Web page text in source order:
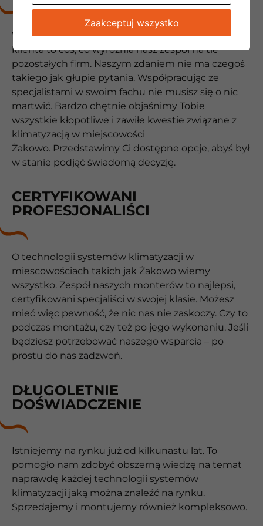
Wysoka kultura osobista, a także otwartość na
klienta to coś, co wyróżnia nasz zespół na tle
pozostałych firm. Naszym zdaniem nie ma czegoś
takiego jak głupie pytania. Współpracując ze
specjalistami w swoim fachu nie musisz się o nic
martwić. Bardzo chętnie objaśnimy Tobie
wszystkie kłopotliwe i zawiłe kwestie związane z
klimatyzacją w miejscowości
Żakowo. Przedstawimy Ci dostępne opcje, abyś był
w stanie podjąć świadomą decyzję.
CERTYFIKOWANI
PROFESJONALIŚCI
O technologii systemów klimatyzacji w
miescowościach takich jak Żakowo wiemy
wszystko. Zespół naszych monterów to najlepsi,
certyfikowani specjaliści w swojej klasie. Możesz
mieć więc pewność, że nic nas nie zaskoczy. Czy to
podczas montażu, czy też po jego wykonaniu. Jeśli
będziesz potrzebować naszego wsparcia – po
prostu do nas zadzwoń.
DŁUGOLETNIE
DOŚWIADCZENIE
Istniejemy na rynku już od kilkunastu lat. To
pomogło nam zdobyć obszerną wiedzę na temat
naprawdę każdej technologii systemów
klimatyzacji jaką można znaleźć na rynku.
Sprzedajemy i montujemy również kompleksowo.
Zaakceptuj wszystko